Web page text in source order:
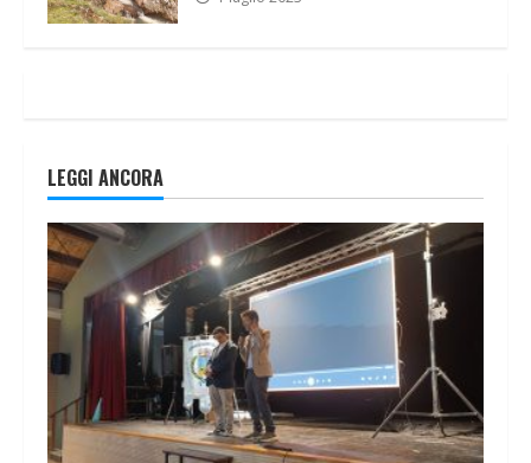
LEGGI ANCORA